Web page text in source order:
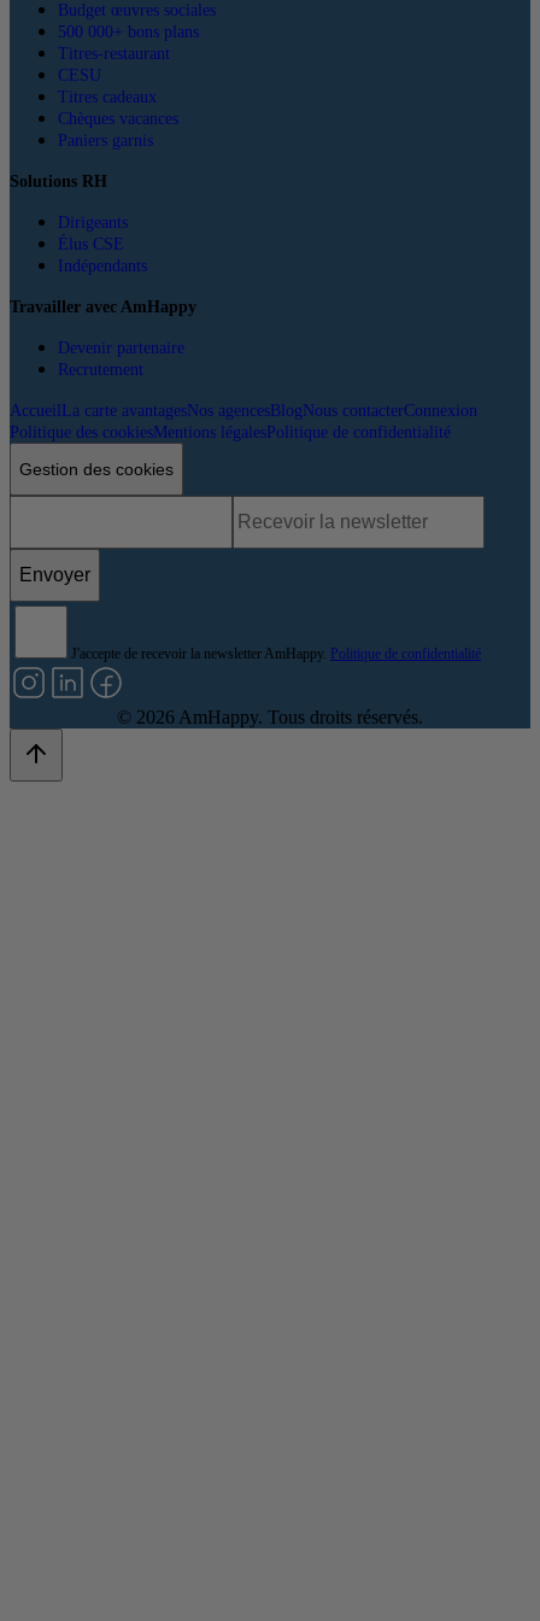
Budget œuvres sociales
500 000+ bons plans
Titres-restaurant
CESU
Titres cadeaux
Chèques vacances
Paniers garnis
Solutions RH
Dirigeants
Élus CSE
Indépendants
Travailler avec AmHappy
Devenir partenaire
Recrutement
Accueil La carte avantagesNos agencesBlogNous contacterConnexion
Politique des cookiesMentions légalesPolitique de confidentialité
Gestion des cookies
Envoyer
J'accepte de recevoir la newsletter AmHappy. Politique de confidentialité
© 2026 AmHappy. Tous droits réservés.